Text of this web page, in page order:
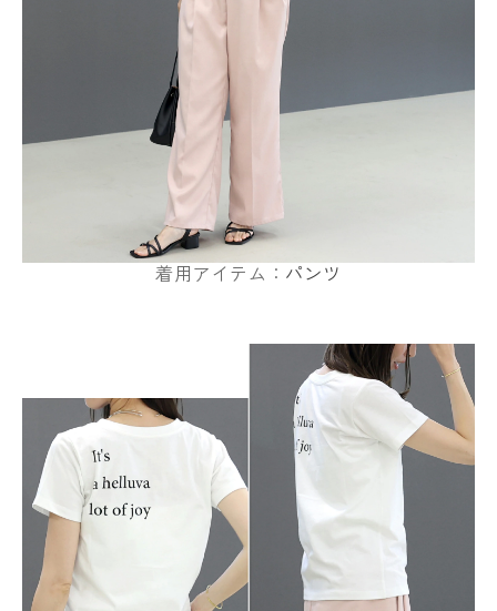
着用アイテム： パンツ